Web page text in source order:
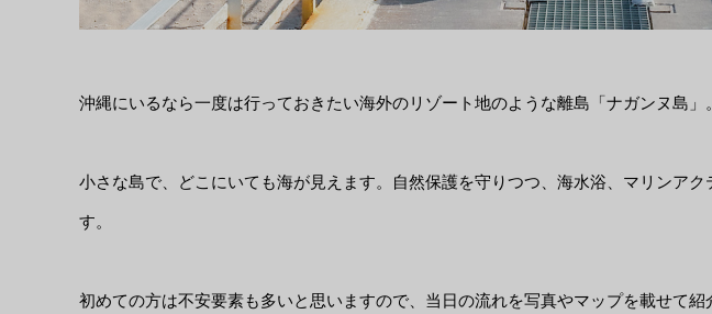
沖縄にいるなら一度は行っておきたい海外のリゾート地のような離島「ナガンヌ島」
小さな島で、どこにいても海が見えます。自然保護を守りつつ、海水浴、マリンア
す。
初めての方は不安要素も多いと思いますので、当日の流れを写真やマップを載せて紹